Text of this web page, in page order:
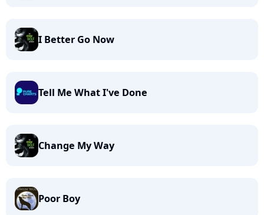
I Better Go Now
Tell Me What I've Done
Change My Way
Poor Boy